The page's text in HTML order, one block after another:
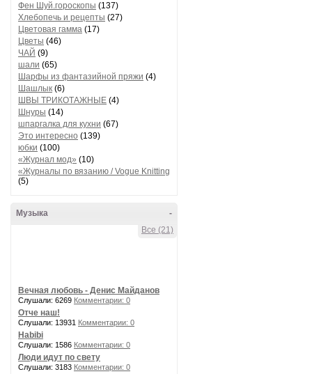
Фен Шуй.гороскопы (137)
Хлебопечь и рецепты (27)
Цветовая гамма (17)
Цветы (46)
ЧАЙ (9)
шали (65)
Шарфы из фантазийной пряжи (4)
Шашлык (6)
ШВЫ ТРИКОТАЖНЫЕ (4)
Шнуры (14)
шпаргалка для кухни (67)
Это интересно (139)
юбки (100)
«Журнал мод» (10)
«Журналы по вязанию / Vogue Knitting
(5)
-
Музыка
Все (21)
Вечная любовь - Денис Майданов
Слушали: 6269 Комментарии: 0
Отче наш!
Слушали: 13931 Комментарии: 0
Habibi
Слушали: 1586 Комментарии: 0
Люди идут по свету
Слушали: 3183 Комментарии: 0